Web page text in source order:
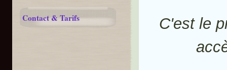
Contact & Tarifs
C'est le